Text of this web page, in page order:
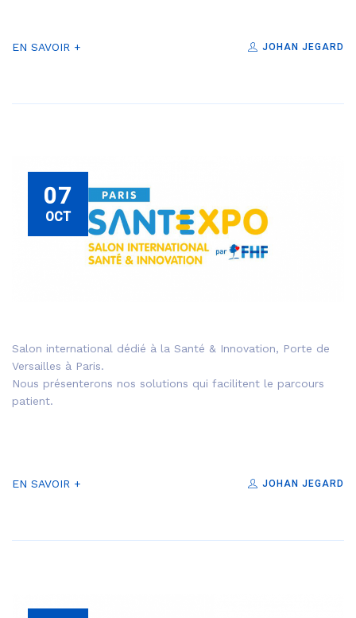
EN SAVOIR + JOHAN JEGARD
07
OCT
Salon international dédié à la Santé & Innovation, Porte de
Versailles à Paris.
Nous présenterons nos solutions qui facilitent le parcours
patient.
EN SAVOIR + JOHAN JEGARD